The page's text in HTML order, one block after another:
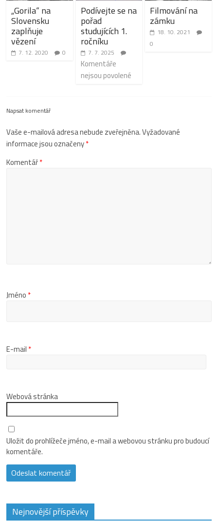
„Gorila“ na
Slovensku
zaplňuje
vězení
7. 12. 2020 0
Podívejte se na
pořad
studujících 1.
ročníku
7. 7. 2025
Komentáře
nejsou povolené
Filmování na
zámku
18. 10. 2021
0
Napsat komentář
Vaše e-mailová adresa nebude zveřejněna.Vyžadované
informace jsou označeny*
Komentář*
Jméno *
E-mail *
Webová stránka
Uložit do prohlížeče jméno, e-mail a webovou stránku pro budoucí
komentáře.
Nejnovější příspěvky